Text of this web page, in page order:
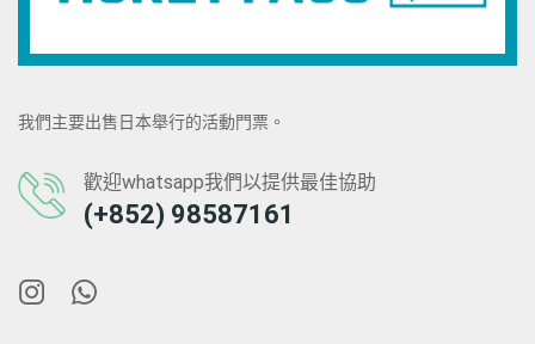
我們主要出售日本舉行的活動門票。
歡迎whatsapp我們以提供最佳協助
(+852) 98587161